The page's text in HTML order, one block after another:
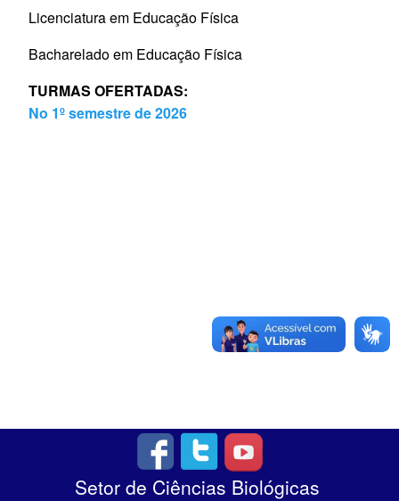
Licenciatura em Educação Física
Bacharelado em Educação Física
TURMAS OFERTADAS:
No 1º semestre de 2026
Setor de Ciências Biológicas